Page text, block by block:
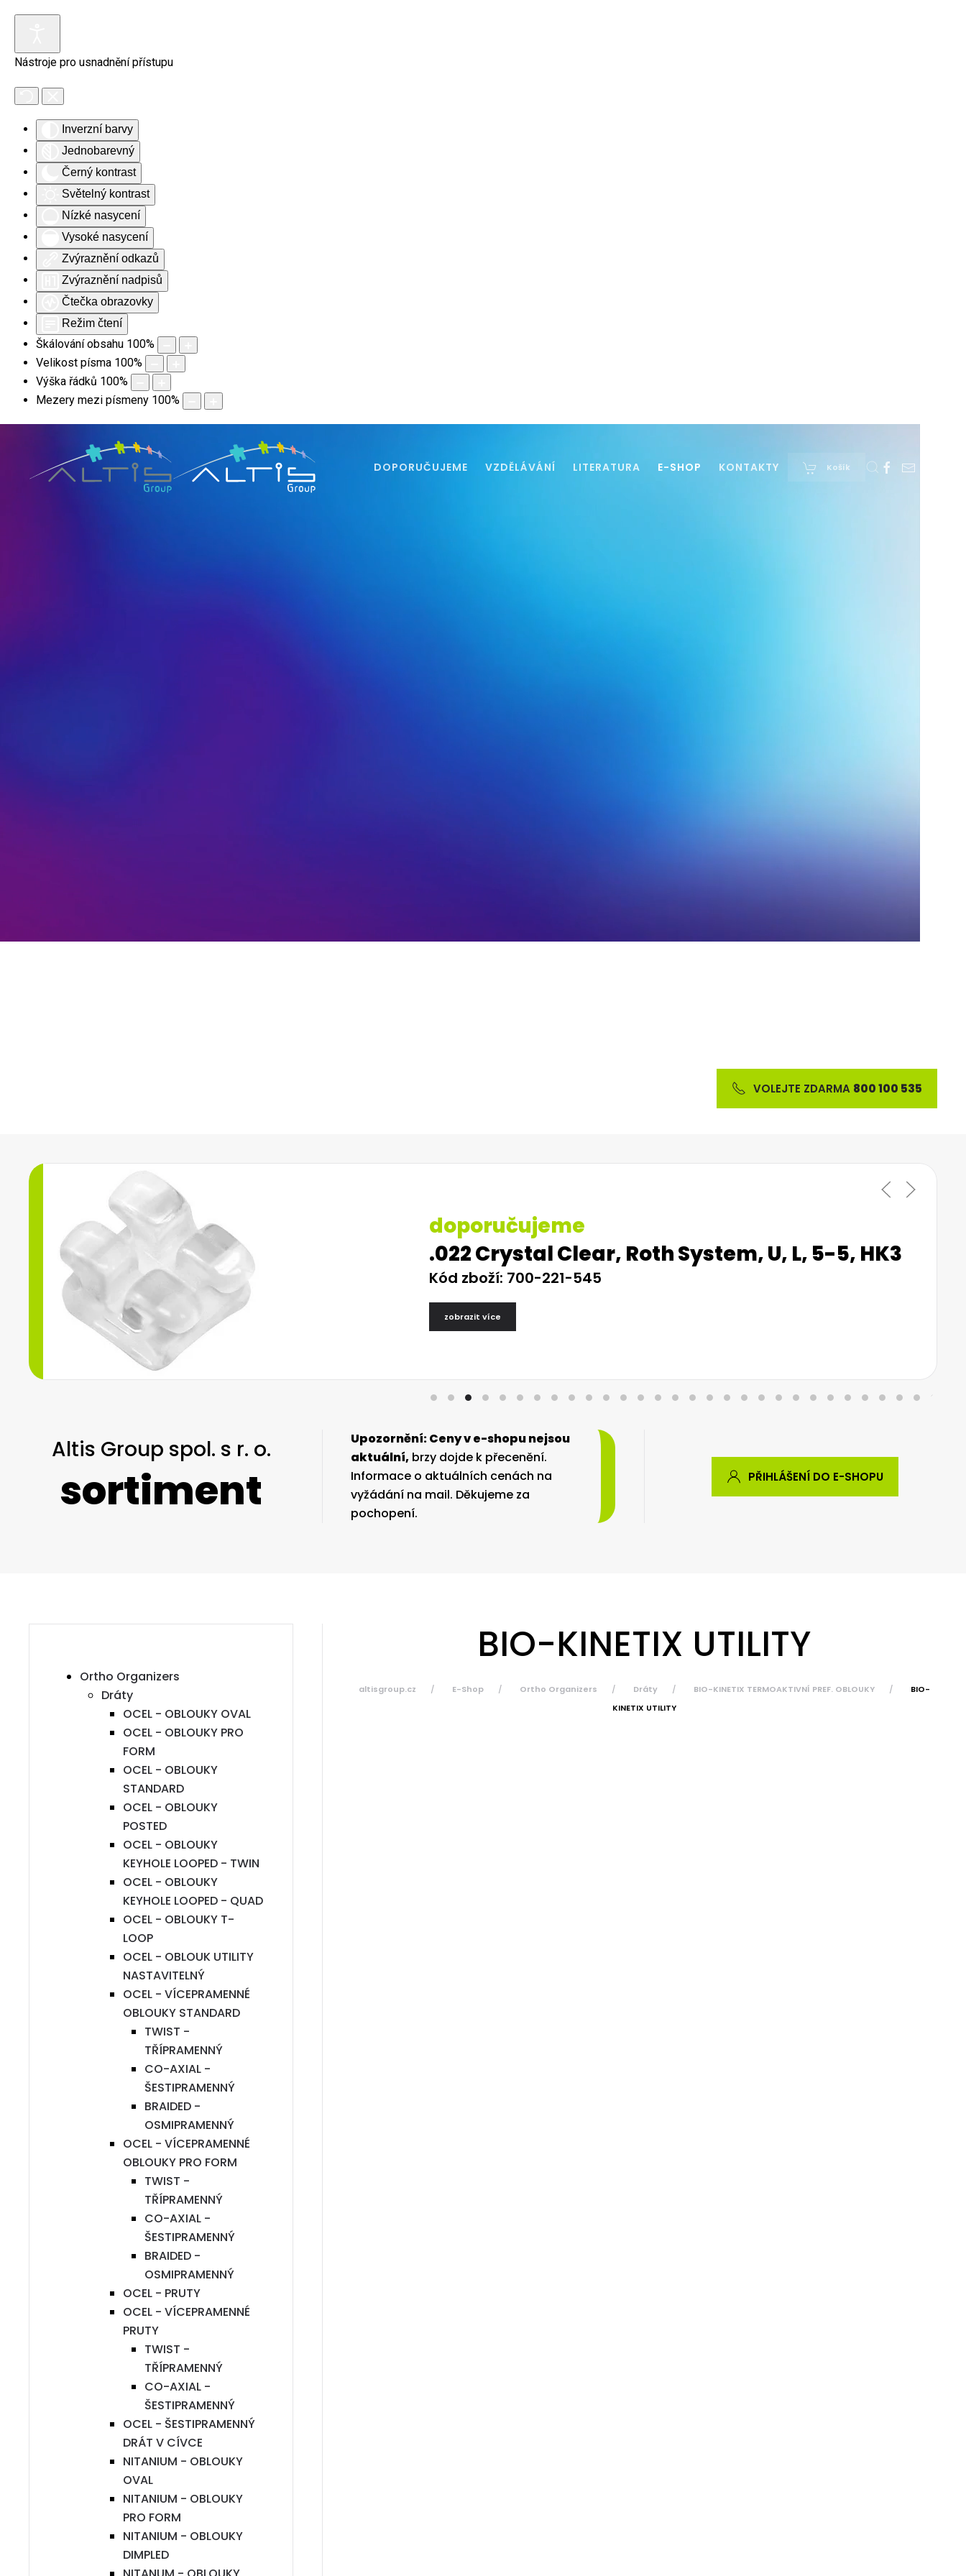
Nástroje pro usnadnění přístupu
Inverzní barvy
Jednobarevný
Černý kontrast
Světelný kontrast
Nízké nasycení
Vysoké nasycení
Zvýraznění odkazů
Zvýraznění nadpisů
Čtečka obrazovky
Režim čtení
Škálování obsahu 100%
Velikost písma 100%
Výška řádků 100%
Mezery mezi písmeny 100%
DOPORUČUJEME VZDĚLÁVÁNÍ LITERATURA E-SHOP KONTAKTY Košík
VOLEJTE ZDARMA 800 100 535
doporučujeme
.022 Crystal Clear, Roth System, U, L, 5-5, HK3
Kód zboží: 700-221-545
zobrazit více
Altis Group spol. s r. o.
sortiment
Upozornění: Ceny v e-shopu nejsou
aktuální, brzy dojde k přecenění.
Informace o aktuálních cenách na
vyžádání na mail. Děkujeme za
pochopení.
PŘIHLÁŠENÍ DO E-SHOPU
Ortho Organizers
Dráty
OCEL - OBLOUKY OVAL
OCEL - OBLOUKY PRO
FORM
OCEL - OBLOUKY
STANDARD
OCEL - OBLOUKY
POSTED
OCEL - OBLOUKY
KEYHOLE LOOPED - TWIN
OCEL - OBLOUKY
KEYHOLE LOOPED - QUAD
OCEL - OBLOUKY T-
LOOP
OCEL - OBLOUK UTILITY
NASTAVITELNÝ
OCEL - VÍCEPRAMENNÉ
OBLOUKY STANDARD
TWIST -
TŘÍPRAMENNÝ
CO-AXIAL -
ŠESTIPRAMENNÝ
BRAIDED -
OSMIPRAMENNÝ
OCEL - VÍCEPRAMENNÉ
OBLOUKY PRO FORM
TWIST -
TŘÍPRAMENNÝ
CO-AXIAL -
ŠESTIPRAMENNÝ
BRAIDED -
OSMIPRAMENNÝ
OCEL - PRUTY
OCEL - VÍCEPRAMENNÉ
PRUTY
TWIST -
TŘÍPRAMENNÝ
CO-AXIAL -
ŠESTIPRAMENNÝ
OCEL - ŠESTIPRAMENNÝ
DRÁT V CÍVCE
NITANIUM - OBLOUKY
OVAL
NITANIUM - OBLOUKY
PRO FORM
NITANIUM - OBLOUKY
DIMPLED
BIO-KINETIX UTILITY
altisgroup.cz E-Shop Ortho Organizers Dráty BIO-KINETIX TERMOAKTIVNÍ PREF. OBLOUKY
BIO-
KINETIX UTILITY